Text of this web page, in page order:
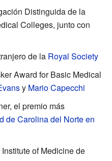
Distinguida de la
Colleges, junto con
de la Royal Society
Award for Basic Medical
y Mario Capecchi
el premio más
de Carolina del Norte en
of Medicine de